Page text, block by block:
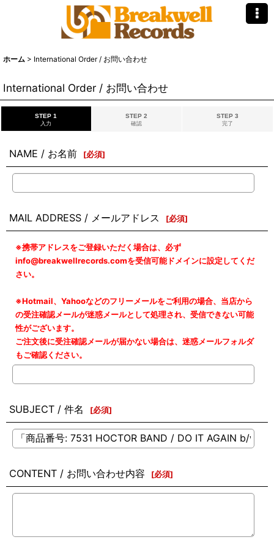
ホーム > International Order / お問い合わせ
International Order / お問い合わせ
STEP 1
入力
STEP 2
確認
STEP 3
完了
NAME / お名前 [必須]
MAIL ADDRESS / メールアドレス [必須]
※携帯アドレスをご登録いただく場合は、必ず
info@breakwellrecords.comを受信可能ドメインに設定してくだ
さい。
※Hotmail、Yahooなどのフリーメールをご利用の場合、当店から
の受注確認メールが迷惑メールとして処理され、受信できない可能
性がございます。
ご注文後に受注確認メールが届かない場合は、迷惑メールフォルダ
もご確認ください。
SUBJECT / 件名 [必須]
CONTENT / お問い合わせ内容 [必須]